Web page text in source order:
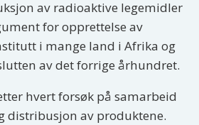
av radioaktive legemidler
for opprettelse av
i mange land i Afrika og
av det forrige århundret.
hvert forsøk på samarbeid
distribusjon av produktene.